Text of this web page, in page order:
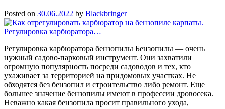
Posted on 30.06.2022 by Blackbringer
Регулировка карбюратора бензопилы Бензопилы — очень
нужный садово-парковый инструмент. Они захватили
огромную популярность посреди садоводов и тех, кто
ухаживает за территорией на придомовых участках. Не
обходятся без бензопил и строительство либо ремонт. Еще
большее значение бензопилы имеют в профессии дровосека.
Неважно какая бензопила просит правильного ухода,